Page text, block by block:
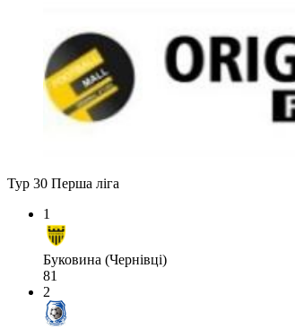
Тур 30 Перша ліга
1
Буковина (Чернівці)
81
2